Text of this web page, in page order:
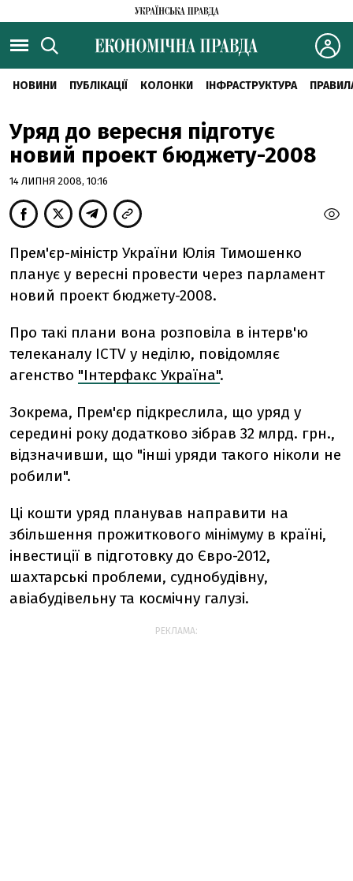
НОВИНИ ПУБЛІКАЦІЇ КОЛОНКИ ІНФРАСТРУКТУРА
Уряд до вересня підготує
новий проект бюджету-2008
14 ЛИПНЯ 2008, 10:16
Прем'єр-міністр України Юлія Тимошенко
планує у вересні провести через парламент
новий проект бюджету-2008.
Про такі плани вона розповіла в інтерв'ю
телеканалу ICTV у неділю, повідомляє
агенство "Інтерфакс Україна".
Зокрема, Прем'єр підкреслила, що уряд у
середині року додатково зібрав 32 млрд. грн.,
відзначивши, що "інші уряди такого ніколи не
робили".
Ці кошти уряд планував направити на
збільшення прожиткового мінімуму в країні,
інвестиції в підготовку до Євро-2012,
шахтарські проблеми, суднобудівну,
авіабудівельну та космічну галузі.
РЕКЛАМА: